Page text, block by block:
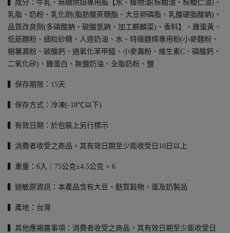
▍成分：牛乳、無糖烘焙專用脂【水、植物油(棕櫚油、棕櫚仁油)、
乳脂、奶粉、乳化劑(脂肪酸蔗糖酯、大豆卵磷脂、乳酸硬脂酸鈉)、
品質改良劑(多磷酸鈉、碳酸氫鈉、加工麒麟菜)、香料】、雞蛋黃、
低筋麵粉、細粒砂糖、人造奶油、水、特級麵條專用粉(小麥麵粉、
樹薯澱粉、碳酸鈣、過氧化苯甲醯、小麥澱粉、維生素C、磷酸鈣、
二氧化矽)、雞蛋白、無鹽奶油、全脂奶粉、鹽
▍保存期限：15天
▍保存方式：冷凍(-18℃以下)
▍有效日期：於包裝上另行標示
▍消費者收受之商品，其有效日期至少距收受日10日以上
▍重量：6入｜75公克±4.5公克 × 6
▍過敏原資訊：本產品含有大豆、麩質穀物、蛋及奶製品
▍產地：台灣
▍其他應揭露事項：消費者收受之商品，其有效日期至少距收受日